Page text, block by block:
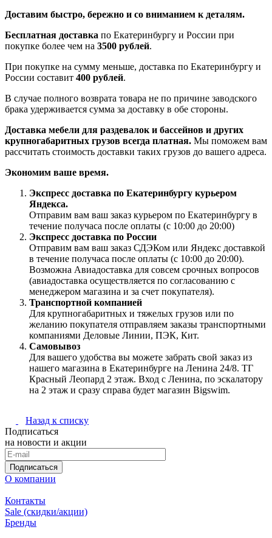
Доставим быстро, бережно и со вниманием к деталям.
Бесплатная доставка по Екатеринбургу и России при
покупке более чем на 3500 рублей.
При покупке на сумму меньше, доставка по Екатеринбургу и
России составит 400 рублей.
В случае полного возврата товара не по причине заводского
брака удерживается сумма за доставку в обе стороны.
Доставка мебели для раздевалок и бассейнов и других
крупногабаритных грузов всегда платная. Мы поможем вам
рассчитать стоимость доставки таких грузов до вашего адреса.
Экономим ваше время.
Экспресс доставка по Екатеринбургу курьером
Яндекса.
Отправим вам ваш заказ курьером по Екатеринбургу в
течение получаса после оплаты (с 10:00 до 20:00)
Экспресс доставка по России
Отправим вам ваш заказ СДЭКом или Яндекс доставкой
в течение получаса после оплаты (с 10:00 до 20:00).
Возможна Авиадоставка для совсем срочных вопросов
(авиадоставка осуществляется по согласованию с
менеджером магазина и за счет покупателя).
Транспортной компанией
Для крупногабаритных и тяжелых грузов или по
желанию покупателя отправляем заказы транспортными
компаниями Деловые Линии, ПЭК, Кит.
Самовывоз
Для вашего удобства вы можете забрать свой заказ из
нашего магазина в Екатеринбурге на Ленина 24/8. ТГ
Красный Леопард 2 этаж. Вход с Ленина, по эскалатору
на 2 этаж и сразу справа будет магазин Bigswim.
Назад к списку
Подписаться
на новости и акции
Подписаться
О компании
Контакты
Sale (скидки/акции)
Бренды